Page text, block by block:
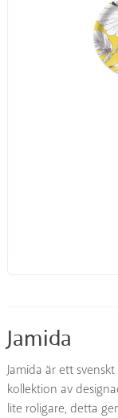
Jamida
Jamida är ett
kollektion av
lite roligare, detta